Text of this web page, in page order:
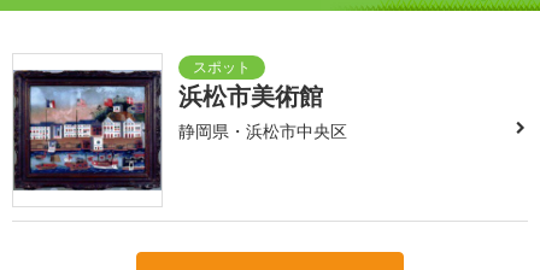
浜松市美術館
静岡県・浜松市中央区